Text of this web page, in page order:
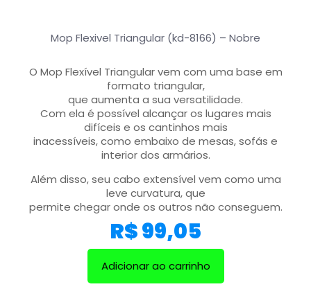
Mop Flexivel Triangular (kd-8166) – Nobre
O Mop Flexível Triangular vem com uma base em
formato triangular,
que aumenta a sua versatilidade.
Com ela é possível alcançar os lugares mais
difíceis e os cantinhos mais
inacessíveis, como embaixo de mesas, sofás e
interior dos armários.
Além disso, seu cabo extensível vem como uma
leve curvatura, que
permite chegar onde os outros não conseguem.
R$99,05
Adicionar ao carrinho